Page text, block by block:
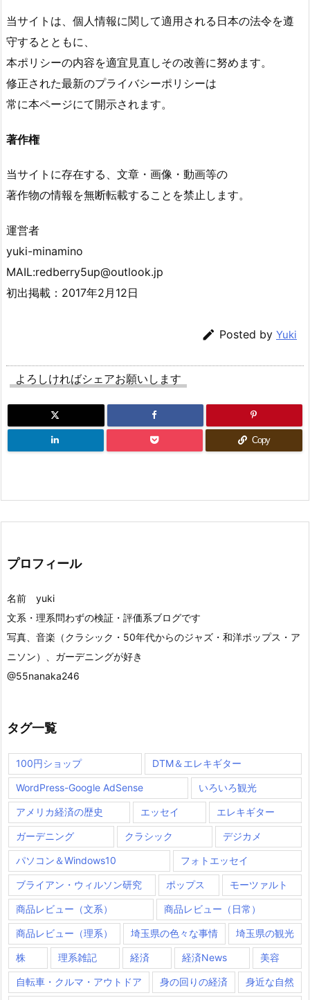
当サイトは、個人情報に関して適用される日本の法令を遵
守するとともに、
本ポリシーの内容を適宜見直しその改善に努めます。
修正された最新のプライバシーポリシーは
常に本ページにて開示されます。
著作権
当サイトに存在する、文章・画像・動画等の
著作物の情報を無断転載することを禁止します。
運営者
yuki-minamino
MAIL:redberry5up@outlook.jp
初出掲載：2017年2月12日
 Posted by Yuki
よろしければシェアお願いします
Copy
プロフィール
名前 yuki
文系・理系問わずの検証・評価系ブログです
写真、音楽（クラシック・50年代からのジャズ・和洋ポップス・ア
ニソン）、ガーデニングが好き
@55nanaka246
タグ一覧
100円ショップ DTM＆エレキギター
WordPress-Google AdSense いろいろ観光
アメリカ経済の歴史 エッセイ エレキギター
ガーデニング クラシック デジカメ
パソコン＆Windows10 フォトエッセイ
ブライアン・ウィルソン研究 ポップス モーツァルト
商品レビュー（文系） 商品レビュー（日常）
商品レビュー（理系） 埼玉県の色々な事情 埼玉県の観光
株 理系雑記 経済 経済News 美容
自転車・クルマ・アウトドア 身の回りの経済 身近な自然